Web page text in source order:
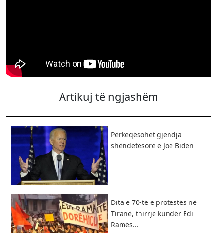
Artikuj të ngjashëm
Përkeqësohet gjendja
shëndetësore e Joe Biden
​Dita e 70-të e protestës në
Tiranë, thirrje kundër Edi
Ramës...